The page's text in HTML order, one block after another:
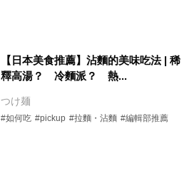
【日本美食推薦】沾麵的美味吃法 | 稀
釋高湯？ 冷麵派？ 熱...
つけ麺
#如何吃 #pickup #拉麵・沾麵 #編輯部推薦